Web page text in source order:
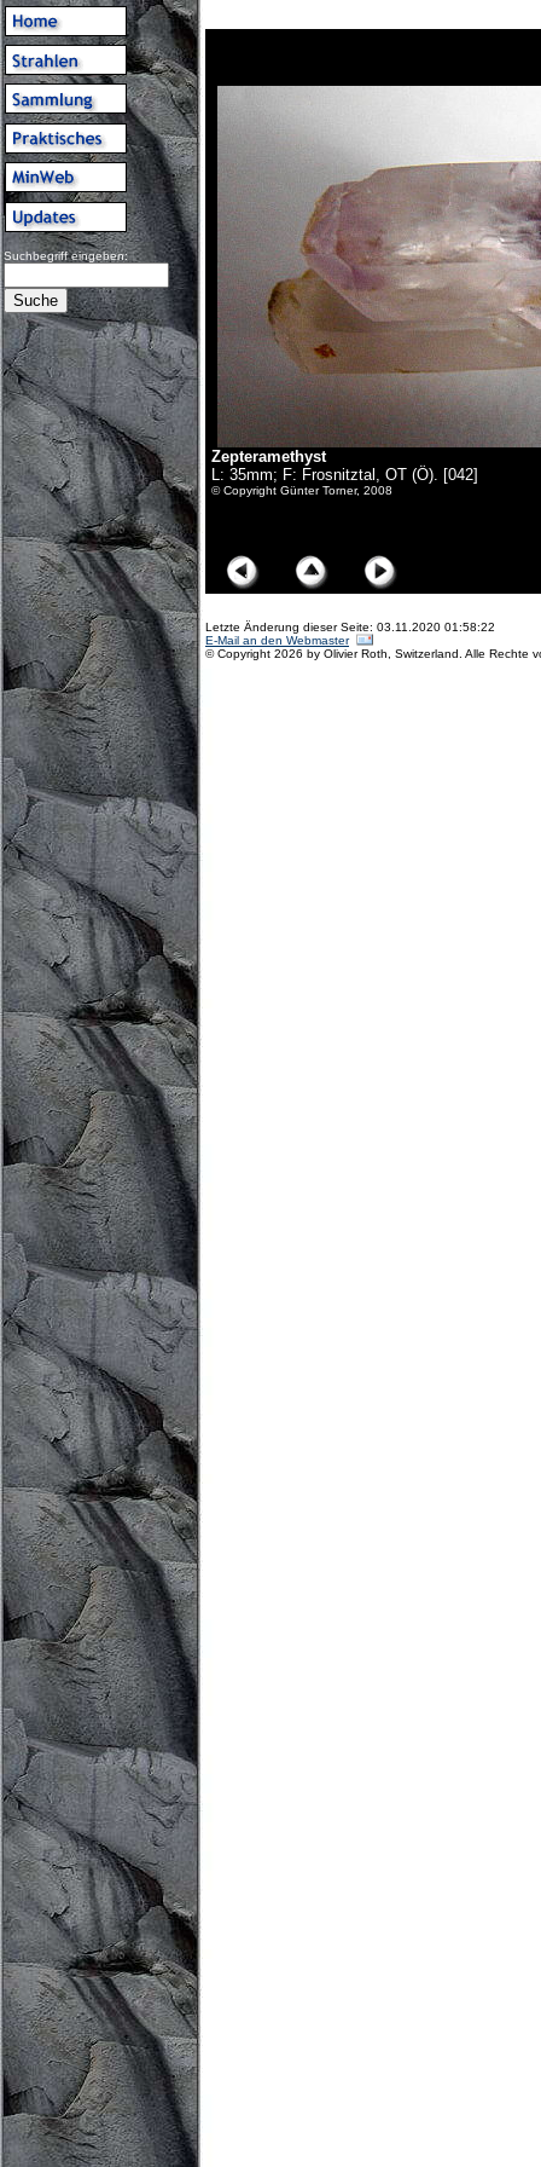
Suchbegriff eingeben:
Zepteramethyst
L: 35mm; F: Frosnitztal, OT (Ö). [042]
© Copyright Günter Torner, 2008
Letzte Änderung dieser Seite: 03.11.2020 01:58:22
E-Mail an den Webmaster
© Copyright 2026 by Olivier Roth, Switzerland. Alle Rechte